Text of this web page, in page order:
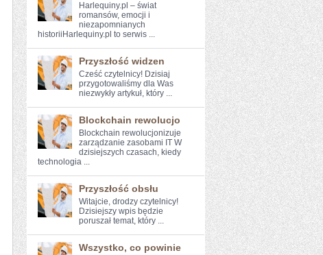
Harlequiny.pl – świat
romansów, emocji i
niezapomnianych
historiiHarlequiny.pl to serwis ...
Przyszłość widzen
Cześć czytelnicy! Dzisiaj
przygotowaliśmy dla Was
niezwykły artykuł, który ...
Blockchain rewolucjo
Blockchain rewolucjonizuje
zarządzanie zasobami IT W
dzisiejszych ⁢czasach, kiedy
technologia ...
Przyszłość obsłu
Witajcie, ⁤drodzy ​czytelnicy!⁣
Dzisiejszy wpis będzie
poruszał⁤ temat, który ...
Wszystko, co powinie